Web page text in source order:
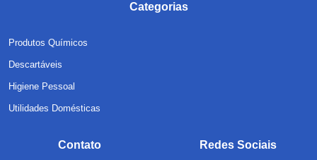
Categorias
Produtos Químicos
Descartáveis
Higiene Pessoal
Utilidades Domésticas
Contato Redes Sociais